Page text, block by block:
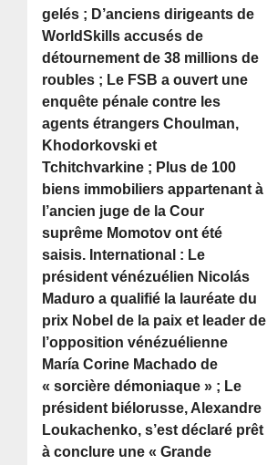
gelés ; D’anciens dirigeants de
WorldSkills accusés de
détournement de 38 millions de
roubles ; Le FSB a ouvert une
enquête pénale contre les
agents étrangers Choulman,
Khodorkovski et
Tchitchvarkine ; Plus de 100
biens immobiliers appartenant à
l’ancien juge de la Cour
suprême Momotov ont été
saisis. International : Le
président vénézuélien Nicolás
Maduro a qualifié la lauréate du
prix Nobel de la paix et leader de
l’opposition vénézuélienne
María Corine Machado de
« sorcière démoniaque » ; Le
président biélorusse, Alexandre
Loukachenko, s’est déclaré prêt
à conclure une « Grande